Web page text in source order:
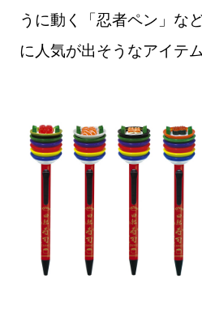
うに動く「忍者ペン」な
に人気が出そうなアイテ